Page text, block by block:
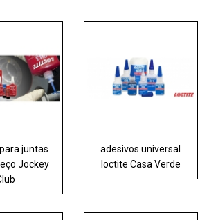
juntas
Jockey
adesivos universal
loctite Casa Verde